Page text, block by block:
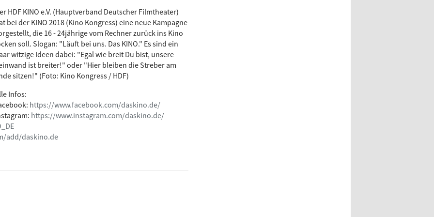
Juni beim Händler Eures Vertrauens.
ungefähr ins Jahr 1220, und begleiten wir den
und Feinde trifft und seinen Orden gründen will. Der
seine Brüder" und beginnt an der Stelle, an der jener
in Armut umherzieht und den Menschen Gutes tun will.
Jahr 2016 spielt Elio Germano den beinahe
sind karg, die Handlung leider eher dünn und
aus Assisis Leben kaum bis garnicht, lässt die
komplett aus, streift den sich parallel bildenden
und plätschert sonst auch nur so dahin. Sehr schade,
Mehr fällt mir dazu leider wirklich nicht ein, ich war
Ding auch nicht, wenn man sich ein bisschen mit den
nicht - hat man im Nachgang einfach nicht das richtige
HDF KINO e.V. (Hauptverband Deutscher Filmtheater)
bei der KINO 2018 (Kino Kongress) eine neue Kampagne
die 16 - 24jährige vom Rechner zurück ins Kino
soll. Slogan: "Läuft bei uns. Das KINO." Es sind ein
witzige Ideen dabei: "Egal wie breit Du bist, unsere
ist breiter!" oder "Hier bleiben die Streber am
sitzen!" (Foto: Kino Kongress / HDF)
Infos:
https://www.facebook.com/daskino.de/
https://www.instagram.com/daskino.de/
add/daskino.de